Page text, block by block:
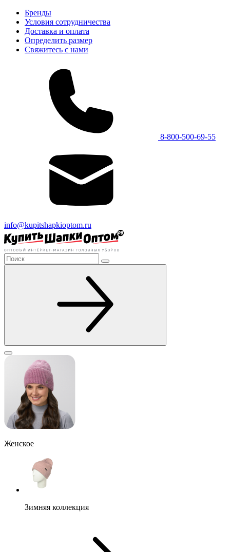
Бренды
Условия сотрудничества
Доставка и оплата
Определить размер
Свяжитесь с нами
8-800-500-69-55
info@kupitshapkioptom.ru
Женское
Зимняя коллекция